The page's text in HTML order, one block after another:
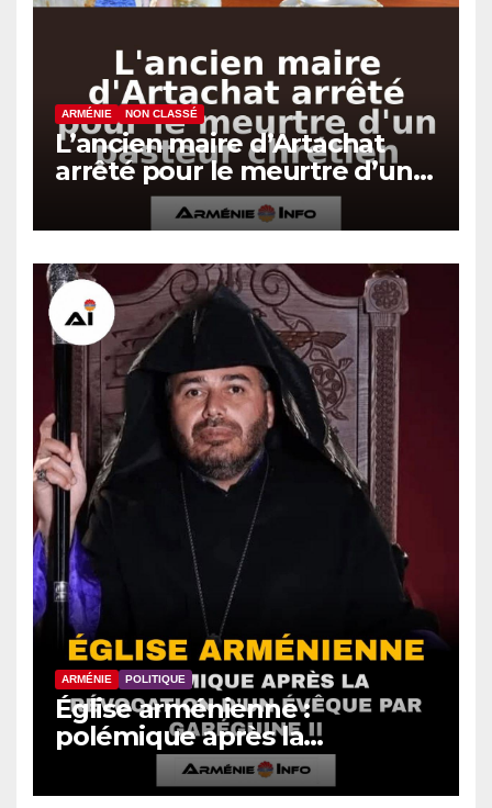
ARMÉNIE NON CLASSÉ
L’ancien maire d’Artachat
arrêté pour le meurtre d’un
pasteur chrétien
ARMÉNIE POLITIQUE
Église arménienne :
polémique après la
révocation d’un évêque par
Garéguine II